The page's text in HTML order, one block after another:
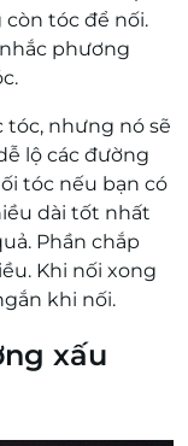
tóc để nối.
phương
tóc, nhưng nó sẽ
lộ các đường
tóc nếu bạn có
dài tốt nhất
Phần chắp
Khi nối xong
khi nối.
xấu